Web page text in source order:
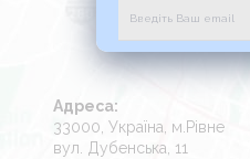
Адреса:
33000, Україна, м.Рівне
вул. Дубенська, 11